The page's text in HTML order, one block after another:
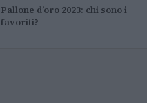
Pallone d’oro 2023: chi sono i
favoriti?